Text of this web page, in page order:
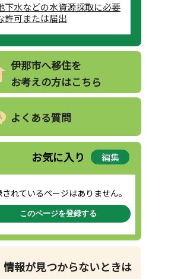
下水などの水資源採取に必要
許可または届出
伊那市へ移住を
お考えの方はこちら
よくある質問
お気に入り 編集
れているページはありません。
このページを登録する
情報が見つからないときは